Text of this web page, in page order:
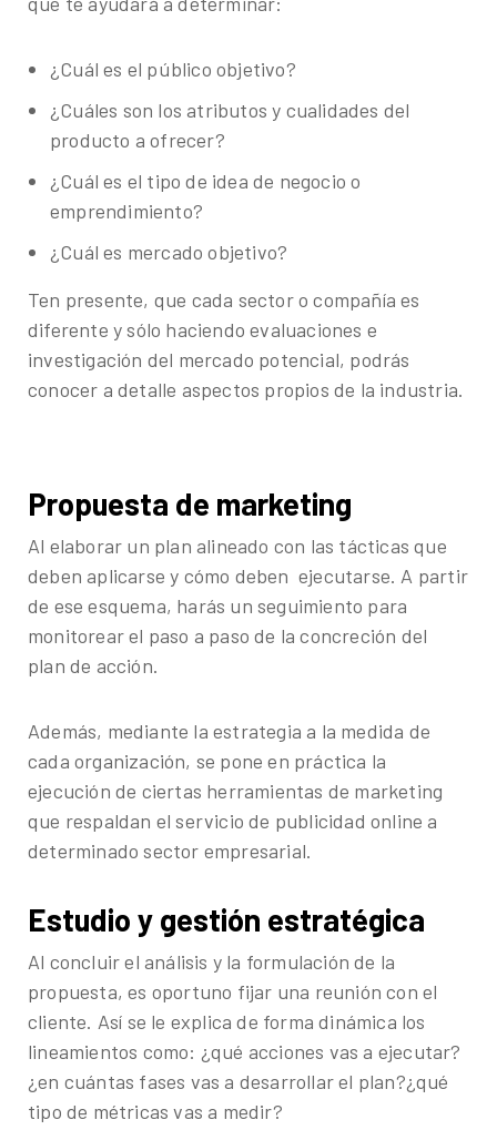
¿Cuál es el público objetivo?
¿Cuáles son los atributos y cualidades del
producto a ofrecer?
¿Cuál es el tipo de idea de negocio o
emprendimiento?
¿Cuál es mercado objetivo?
Ten presente, que cada sector o compañía es
diferente y sólo haciendo evaluaciones e
investigación del mercado potencial, podrás
conocer a detalle aspectos propios de la industria.
Propuesta de marketing
Al elaborar un plan alineado con las tácticas que
deben aplicarse y cómo deben ejecutarse. A partir
de ese esquema, harás un seguimiento para
monitorear el paso a paso de la concreción del
plan de acción.
Además, mediante la estrategia a la medida de
cada organización, se pone en práctica la
ejecución de ciertas herramientas de marketing
que respaldan el servicio de publicidad online a
determinado sector empresarial.
Estudio y gestión estratégica
Al concluir el análisis y la formulación de la
propuesta, es oportuno fijar una reunión con el
cliente. Así se le explica de forma dinámica los
lineamientos como: ¿qué acciones vas a ejecutar?
¿en cuántas fases vas a desarrollar el plan?¿qué
tipo de métricas vas a medir?